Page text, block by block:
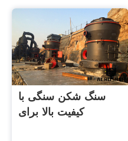
سنگ شکن سنگی با
کیفیت بالا برای